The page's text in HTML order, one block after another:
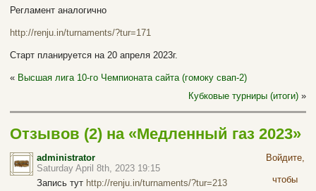
Регламент аналогично
http://renju.in/turnaments/?tur=171
Старт планируется на 20 апреля 2023г.
« Высшая лига 10-го Чемпионата сайта (гомоку свап-2)
Кубковые турниры (итоги) »
Отзывов (2) на «Медленный газ 2023»
administrator
Saturday April 8th, 2023 19:15
Войдите,
чтобы
Запись тут http://renju.in/turnaments/?tur=213